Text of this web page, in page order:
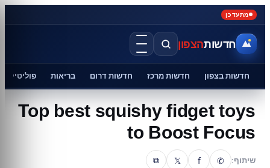
מתעדכן
חדשותהצפון
חדשות בצפון חדשות מרכז חדשות דרום בריאות פוליטיקה
Top best squishy fidget toys
to Boost Focus
שיתוף: ✆
f
𝕏
⧉